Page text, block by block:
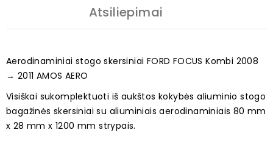
Atsiliepimai
Aerodinaminiai stogo skersiniai FORD FOCUS Kombi 2008
→ 2011 AMOS AERO
Visiškai sukomplektuoti iš aukštos kokybės aliuminio stogo
bagažinės skersiniai su aliuminiais aerodinaminiais 80 mm
x 28 mm x 1200 mm strypais.